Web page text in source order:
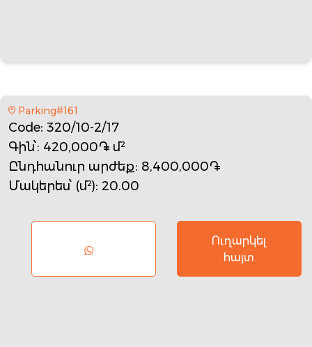
Parking#161
Code: 320/10-2/17
Գին՝: 420,000֏ մ²
Ընդհանուր արժեք: 8,400,000֏
Մակերես՝ (մ²): 20.00
Ուղարկել
հայտ